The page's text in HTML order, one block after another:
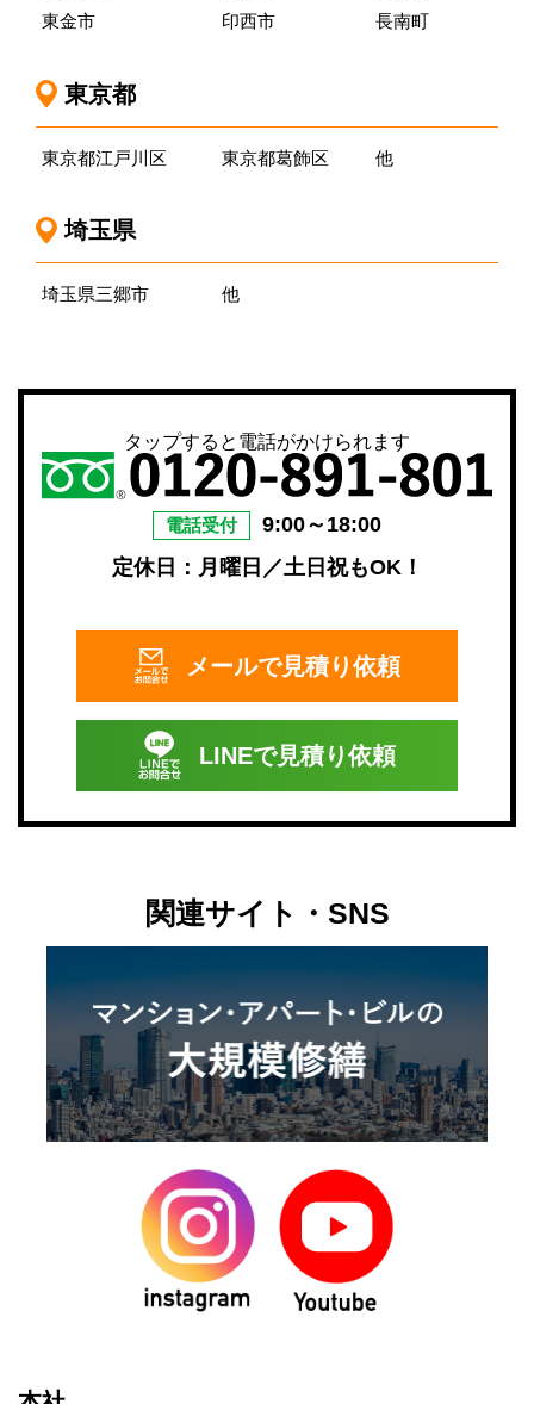
東金市
印西市
長南町
東京都
東京都江戸川区 東京都葛飾区 他
埼玉県
埼玉県三郷市 他
タップすると電話がかけられます
電話受付
9:00～18:00
定休日：月曜日／土日祝もOK！
メールで見積り依頼
LINEで見積り依頼
関連サイト・SNS